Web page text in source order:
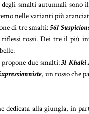
smalti autunnali sono
nelle varianti più
di tre smalti:561
rossi. Dei tre il più
propone due smalti:31
, un rosso che
dedicata alla giungla, in